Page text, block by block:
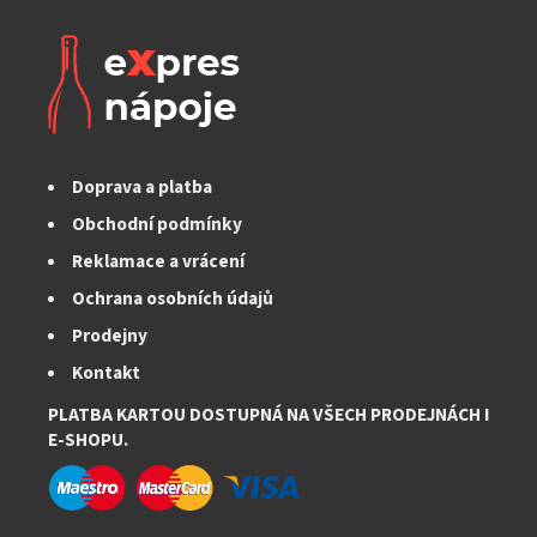
Doprava a platba
Obchodní podmínky
Reklamace a vrácení
Ochrana osobních údajů
Prodejny
Kontakt
PLATBA KARTOU DOSTUPNÁ NA VŠECH PRODEJNÁCH I
E-SHOPU.